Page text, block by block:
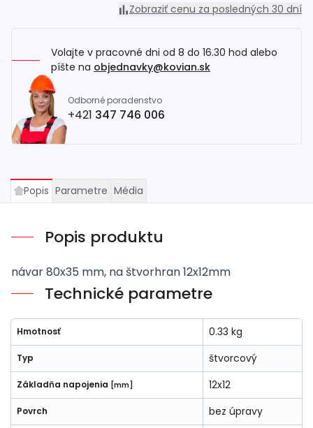
Zobraziť cenu za posledných 30 dní
Volajte v pracovné dni od 8 do 16.30 hod alebo
píšte na objednavky@kovian.sk
Odborné poradenstvo
+421 347 746 006
Popis Parametre Média
Popis produktu
návar 80x35 mm, na štvorhran 12x12mm
Technické parametre
Hmotnosť 0.33 kg
Typ štvorcový
Základňa napojenia [mm] 12x12
Povrch bez úpravy